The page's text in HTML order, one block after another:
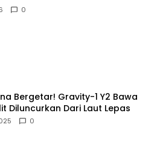
0
Bergetar! Gravity-1 Y2 Bawa
Diluncurkan Dari Laut Lepas
0